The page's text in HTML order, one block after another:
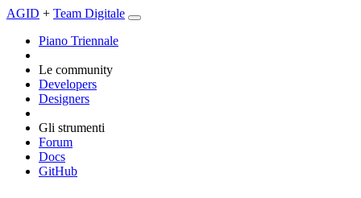
AGID + Team Digitale
Piano Triennale
Le community
Developers
Designers
Gli strumenti
Forum
Docs
GitHub